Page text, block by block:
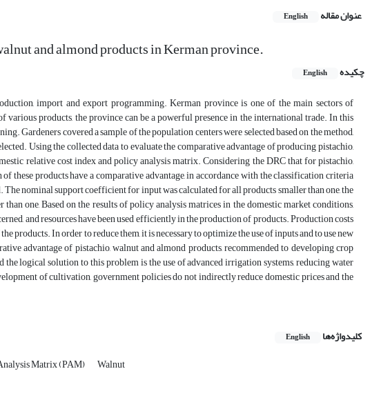
عنوان مقاله English
and almond products in Kerman province.
چکیده English
import and export programming. Kerman province is one of the main sectors of
products, the province can be a powerful presence in the international trade. In this
Gardeners covered a sample of the population centers were selected based on the method,
Using the collected data to evaluate the comparative advantage of producing pistachio,
relative cost index and policy analysis matrix. Considering the DRC that for pistachio,
these products have a comparative advantage, in accordance with the classification criteria
nominal support coefficient for input was calculated for all products smaller than one, the
one, Based on the results of policy analysis matrices in the domestic market conditions,
and resources have been used efficiently in the production of products. Production costs
products. In order to reduce them, it is necessary to optimize the use of inputs and to use new
advantage of pistachio, walnut and almond products, recommended to developing crop
logical solution to this problem is the use of advanced irrigation systems, reducing water
of cultivation, government policies do not indirectly reduce domestic prices and the
کلیدواژه‌ها English
Matrix (PAM) Walnut